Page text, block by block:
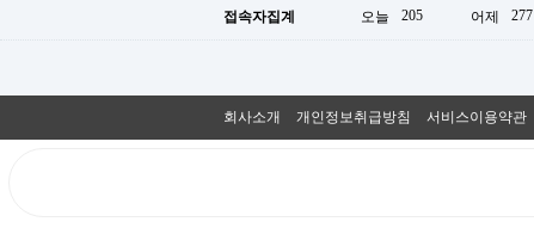
접속자집계 오늘 205 어제 277
회사소개 개인정보취급방침 서비스이용약관